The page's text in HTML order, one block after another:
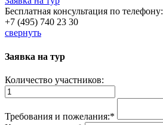
Бесплатная консультация по телефону:
+7 (495) 740 23 30
свернуть
Заявка на тур
Количество участников:
Требования и пожелания:*